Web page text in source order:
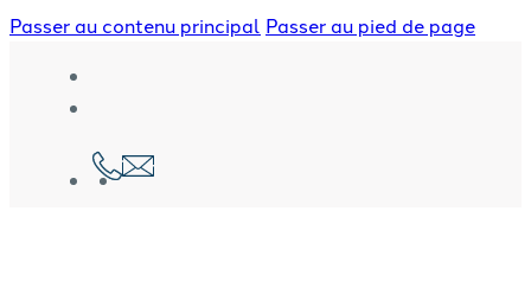
Passer au contenu principal Passer au pied de page